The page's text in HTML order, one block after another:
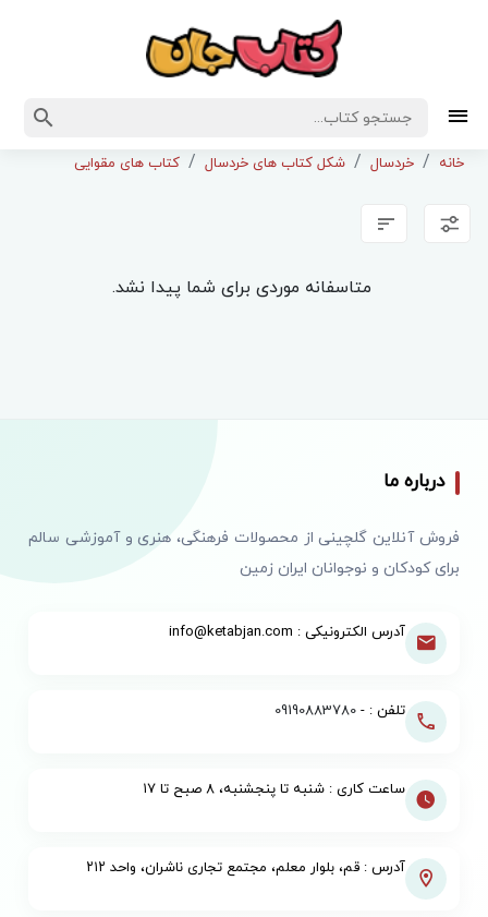
خانه خردسال شکل کتاب های خردسال کتاب های مقوایی
متاسفانه موردی برای شما پیدا نشد.
درباره ما
فروش آنلاین گلچینی از محصولات فرهنگی، هنری و آموزشی سالم
برای کودکان و نوجوانان ایران زمین
آدرس الکترونیکی : info@ketabjan.com
تلفن : -09190883780
ساعت کاری : شنبه تا پنجشنبه، ۸ صبح تا ۱۷
آدرس : قم، بلوار معلم، مجتمع تجاری ناشران، واحد ۲۱۲